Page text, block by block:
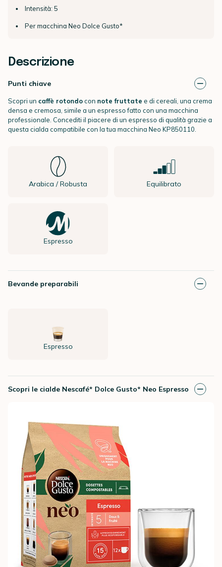
Intensità: 5
Per macchina Neo Dolce Gusto*
Descrizione
Punti chiave
Scopri un caffè rotondocon note fruttate e di cereali, una crema
densa e cremosa, simile a un espresso fatto con una macchina
professionale. Concediti il piacere di un espresso di qualità grazie a
questa cialda compatibile con la tua macchina Neo KP850110.
Arabica / Robusta Equilibrato
Espresso
Bevande preparabili
Espresso
Scopri le cialde Nescafé* Dolce Gusto* Neo Espresso